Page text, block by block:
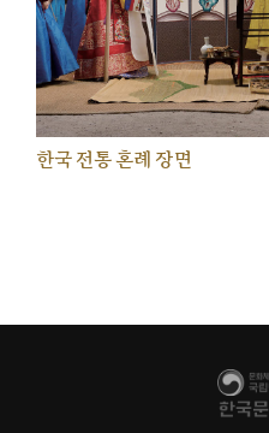
한국 전통 혼례 장면